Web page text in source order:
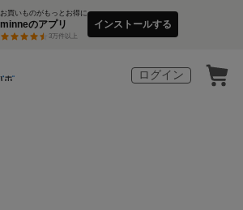
お買いものがもっとお得に
minneのアプリ
3万件以上
インストールする
ログイン